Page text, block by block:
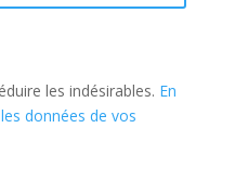
les indésirables. En
données de vos